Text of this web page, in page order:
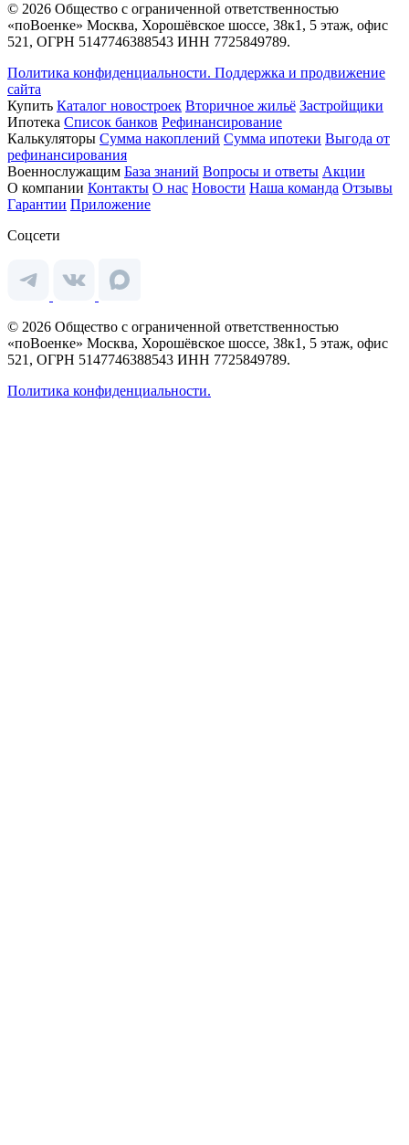
© 2026 Общество с ограниченной ответственностью
«поВоенке» Москва, Хорошёвское шоссе, 38к1, 5 этаж, офис
521, ОГРН 5147746388543 ИНН 7725849789.
Политика конфиденциальности. Поддержка и продвижение
сайта
Купить Каталог новостроек Вторичное жильё Застройщики
Ипотека Список банков Рефинансирование
Калькуляторы Сумма накоплений Сумма ипотеки Выгода от
рефинансирования
Военнослужащим База знаний Вопросы и ответы Акции
О компании Контакты О нас Новости Наша команда Отзывы
Гарантии Приложение
Соцсети
© 2026 Общество с ограниченной ответственностью
«поВоенке» Москва, Хорошёвское шоссе, 38к1, 5 этаж, офис
521, ОГРН 5147746388543 ИНН 7725849789.
Политика конфиденциальности.